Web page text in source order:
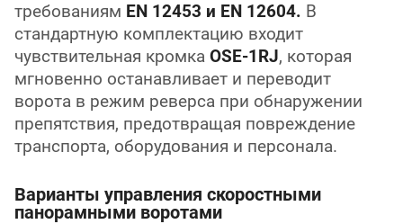
требованиям EN 12453 и EN 12604. В
стандартную комплектацию входит
чувствительная кромка OSE-1RJ, которая
мгновенно останавливает и переводит
ворота в режим реверса при обнаружении
препятствия, предотвращая повреждение
транспорта, оборудования и персонала.
Варианты управления скоростными
панорамными воротами